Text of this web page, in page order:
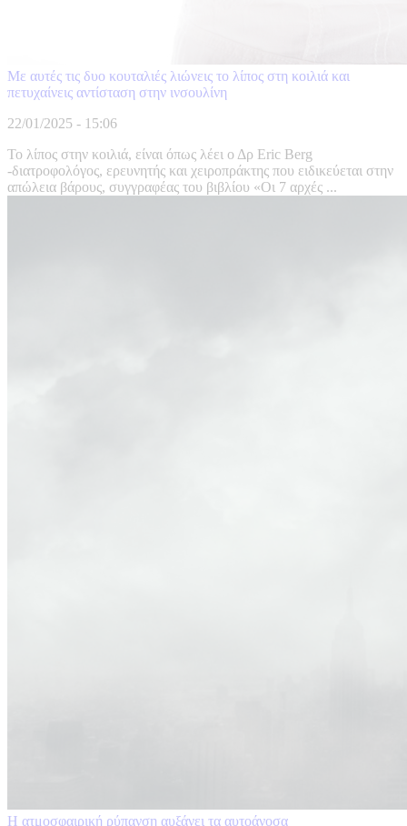
Με αυτές τις δυο κουταλιές λιώνεις το λίπος στη κοιλιά και
πετυχαίνεις αντίσταση στην ινσουλίνη
22/01/2025 - 15:06
Το λίπος στην κοιλιά, είναι όπως λέει ο Δρ Eric Berg
-διατροφολόγος, ερευνητής και χειροπράκτης που ειδικεύεται στην
απώλεια βάρους, συγγραφέας του βιβλίου «Oι 7 αρχές ...
Η ατμοσφαιρική ρύπανση αυξάνει τα αυτοάνοσα